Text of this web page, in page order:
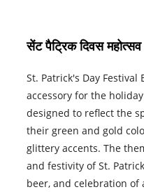
सेंट पैट्रिक दिवस महोत्सव
St. Patrick's Day
accessory for the
designed to reflect the
their green and gold
glittery accents. The
and festivity of St.
beer, and celebration of